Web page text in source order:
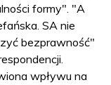
formy". "A
SA nie
bezprawność"
wpływu na